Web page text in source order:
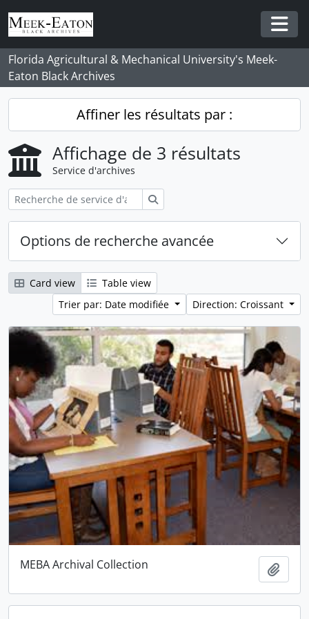
Skip to main content
Florida Agricultural & Mechanical University's Meek-
Eaton Black Archives
Affiner les résultats par :
Affichage de 3 résultats
Service d'archives
Options de recherche avancée
Card view
Table view
Trier par: Date modifiée
Direction: Croissant
MEBA Archival Collection